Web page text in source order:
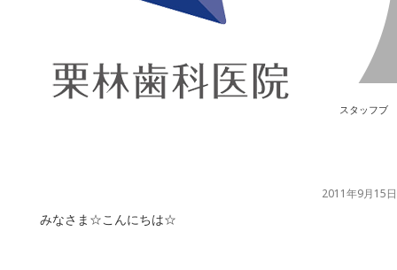
スタッフブ
2011年9月15日
みなさま☆こんにちは☆